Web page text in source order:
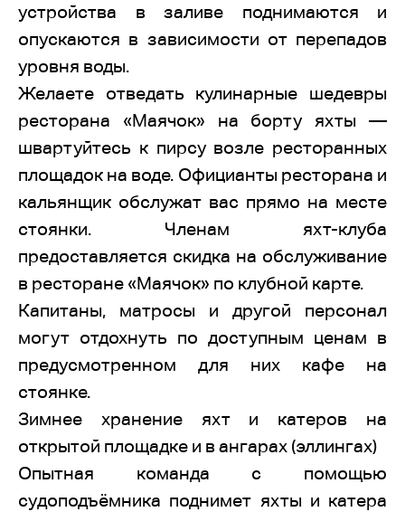
устройства в заливе поднимаются и
опускаются в зависимости от перепадов
уровня воды.
Желаете отведать кулинарные шедевры
ресторана «Маячок» на борту яхты —
швартуйтесь к пирсу возле ресторанных
площадок на воде. Официанты ресторана и
кальянщик обслужат вас прямо на месте
стоянки. Членам яхт-клуба
предоставляется скидка на обслуживание
в ресторане «Маячок» по клубной карте.
Капитаны, матросы и другой персонал
могут отдохнуть по доступным ценам в
предусмотренном для них кафе на
стоянке.
Зимнее хранение яхт и катеров на
открытой площадке и в ангарах (эллингах)
Опытная команда с помощью
судоподъёмника поднимет яхты и катера